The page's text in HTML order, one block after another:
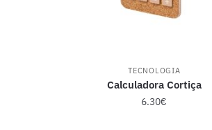
TECNOLOGIA
Calculadora Cortiça
6.30€